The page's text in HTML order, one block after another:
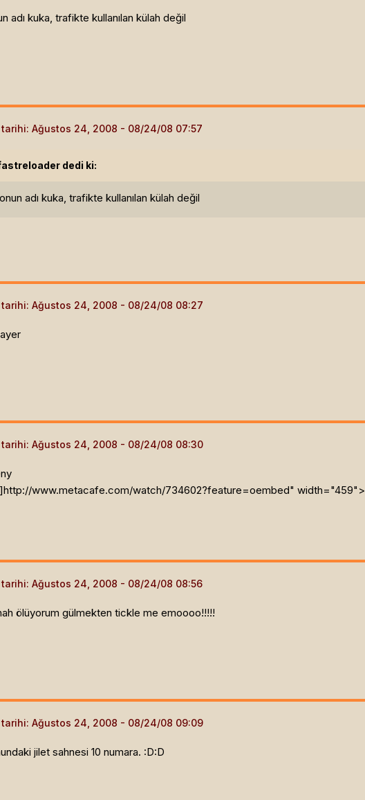
adı kuka, trafikte kullanılan külah değil
Ağustos 24, 2008
dedi ki:
adı kuka, trafikte kullanılan külah değil
Ağustos 24, 2008
Ağustos 24, 2008
http://www.metacafe.com/watch/734602?feature=oembed" width="459">
Ağustos 24, 2008
ölüyorum gülmekten tickle me emoooo!!!!!
Ağustos 24, 2008
jilet sahnesi 10 numara. :D:D